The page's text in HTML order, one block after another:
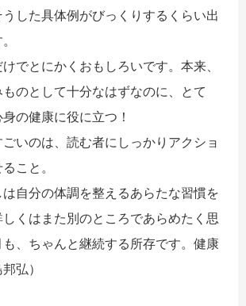
した具体例がびっくりするくらい出
でとにかくおもしろいです。本来、
のとして十分なはずなのに、とて
の健康に役に立つ！
いのは、読む者にしっかりアクショ
こと。
自分の体調を整えるあらたな習慣を
くはまた別のところであらめたく思
、ちゃんと継続する所存です。健康
弘）